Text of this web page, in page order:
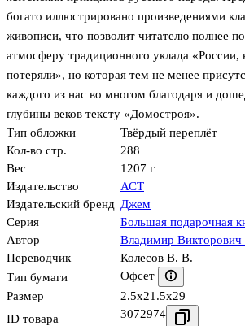
богато иллюстрировано произведениями
живописи, что позволит читателю полнее
атмосферу традиционного уклада
потеряли», но которая тем не менее
каждого из нас во многом благодаря и
глубины веков тексту «Домостроя».
Тип обложки
Твёрдый переплёт
Кол-во стр.
288
Вес
1207 г
Издательство
АСТ
Издательский бренд Джем
Серия
Большая подарочная
Автор
Владимир Викторович
Переводчик
Колесов В. В.
Тип бумаги
Офсет
Размер
2.5x21.5x29
ID товара
3072974